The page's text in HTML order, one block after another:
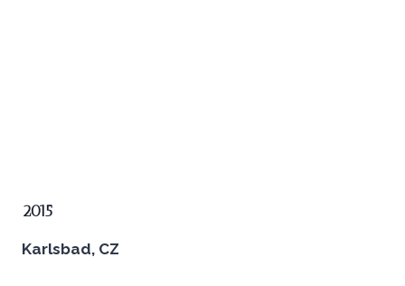
2015
Karlsbad, CZ